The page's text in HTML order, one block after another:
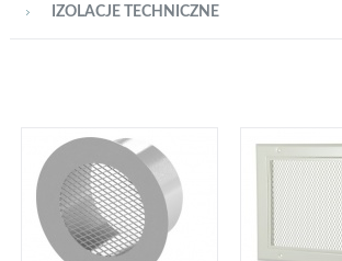
IZOLACJE TECHNICZNE